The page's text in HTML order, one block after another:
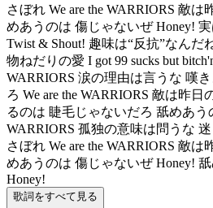
さぼれ We are the WARRIORS 敵
めあうのは 傷じゃないぜ Honey!
Twist & Shout! 趣味は“反抗”なんだ
物ねだりの愛 I got 99 sucks but
WARRIORS 涙の理由は言うな 嘆
ろ We are the WARRIORS 敵は昨
るのは 睫毛じゃないだろ 舐めあ
WARRIORS 孤独の意味は問うな
さぼれ We are the WARRIORS 敵
めあうのは 傷じゃないぜ Honey!
Honey!
歌詞をすべて見る